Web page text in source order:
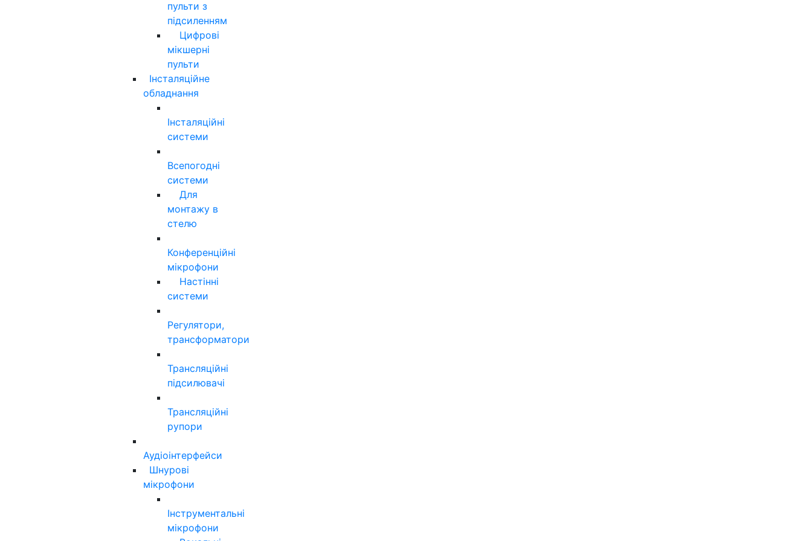
пульти з
підсиленням
Цифрові
мікшерні
пульти
Інсталяційне
обладнання
Інсталяційні
системи
Всепогодні
системи
Для
монтажу в
стелю
Конференційні
мікрофони
Настінні
системи
Регулятори,
трансформатори
Трансляційні
підсилювачі
Трансляційні
рупори
Аудіоінтерфейси
Шнурові
мікрофони
Інструментальні
мікрофони